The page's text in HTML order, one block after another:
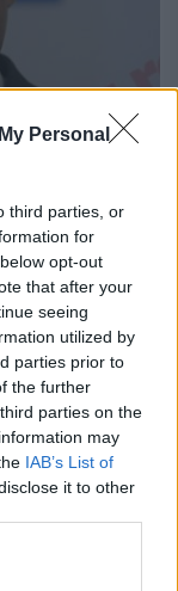
Personal
third parties, or
for
opt-out
that after your
seeing
utilized by
parties prior to
the further
parties on the
may
IAB’s List of
it to other
la
Orban
și